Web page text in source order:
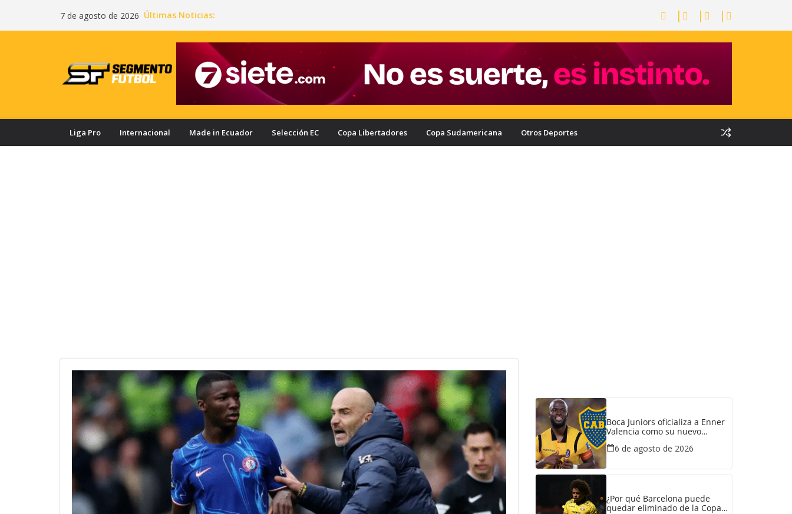
7 de agosto de 2026 Últimas Noticias:
Liga Pro Internacional Made in Ecuador Selección EC Copa Libertadores Copa Sudamericana Otros Deportes
Boca Juniors oficializa a Enner
Valencia como su nuevo
ganaría el ecuatoriano
6 de agosto de 2026
¿Por qué Barcelona puede
quedar eliminado de la Copa